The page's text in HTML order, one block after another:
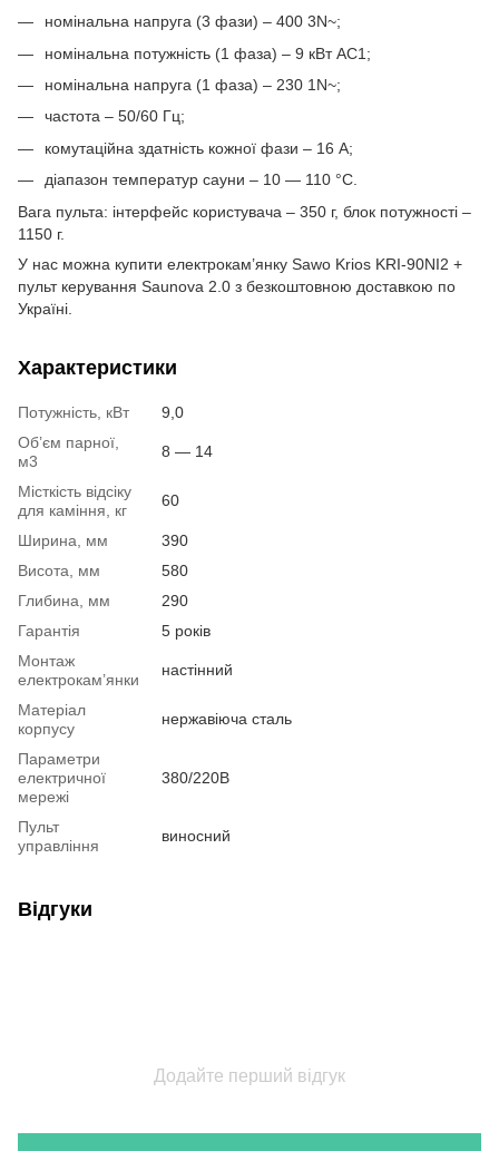
номінальна напруга (3 фази) – 400 3N~;
номінальна потужність (1 фаза) – 9 кВт AC1;
номінальна напруга (1 фаза) – 230 1N~;
частота – 50/60 Гц;
комутаційна здатність кожної фази – 16 A;
діапазон температур сауни – 10 — 110 °C.
Вага пульта: інтерфейс користувача – 350 г, блок потужності –
1150 г.
У нас можна купити електрокам’янку Sawo Krios KRI-90NI2 +
пульт керування Saunova 2.0 з безкоштовною доставкою по
Україні.
Характеристики
Потужність, кВт
9,0
Об’єм парної,
м3
8 — 14
Місткість відсіку
для каміння, кг
60
Ширина, мм
390
Висота, мм
580
Глибина, мм
290
Гарантія
5 років
Монтаж
електрокам’янки
настінний
Матеріал
корпусу
нержавіюча сталь
Параметри
електричної
мережі
380/220В
Пульт
управління
виносний
Відгуки
Додайте перший відгук